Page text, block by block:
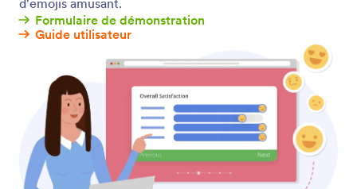
Formulaires conversationnels